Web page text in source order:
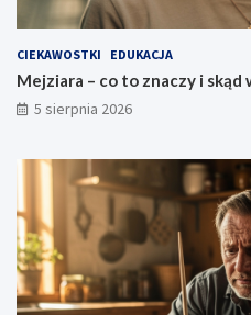
CIEKAWOSTKI EDUKACJA
Mejziara – co to znaczy i skąd
5 sierpnia 2026